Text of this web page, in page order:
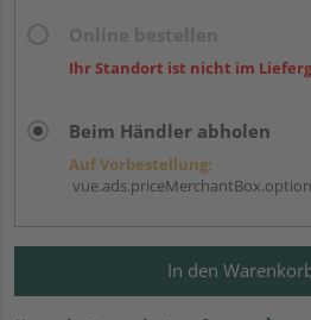
Ihr Standort ist nicht im
Beim Händler abholen
Auf Vorbestellung:
In den